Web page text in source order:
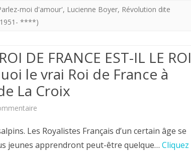
moi d'amour', Lucienne Boyer, Révolution dite
****)
DE FRANCE EST-IL LE ROI
le vrai Roi de France à
La Croix
Volto.
Les Royalistes Français d’un certain âge se
jeunes apprendront peut-être quelque… Cliquez